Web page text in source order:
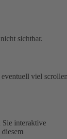
sichtbar.
viel
Sie interaktive